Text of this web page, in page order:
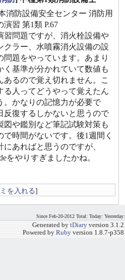
消防設備安全センター 消防用
演習 第1類 P.67
習問題ですが、消火栓設備や
クラー、水噴霧消火設備の設
問題をやっています。あまり
く基準が分かれていて数値も
あるので覚え切れません。こ
る人ってどうやって覚えたん
。かなりの記憶力が必要で
反復するしかないと思うので
図や鑑別など筆記試験対策も
で時間がないです。後1週間く
にあればと思うのですが、
をやりすぎましたかね。
を入れる]
Since Feb-20-2012 Total: Today: Yesterday:
Generated by tDiary version 3.1.2
Powered by Ruby version 1.8.7-p358